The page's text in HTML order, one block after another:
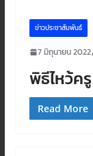
ข่าวประชาสัมพันธ์
7 มิถุนายน 2022
พิธีไหว้ค
Read More